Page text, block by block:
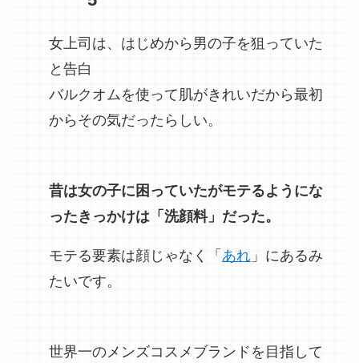
女上司は、はじめから男の子を狙っていた
と告白
バルクオムを使って肌がきれいだから最初
からその気だったらしい。
昔は女の子に困っていたがモテるようにな
ったきっかけは「洗顔料」だった。
モテる要素は顔じゃなく「 あれ」にあるみ
たいです。
世界一のメンズコスメブランドを目指して